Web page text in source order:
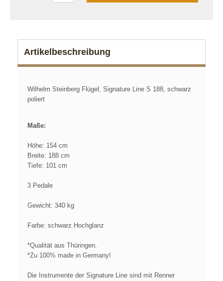
Artikelbeschreibung
Wilhelm Steinberg Flügel, Signature Line S 188, schwarz
poliert
Maße:
Höhe: 154 cm
Breite: 188 cm
Tiefe: 101 cm
3 Pedale
Gewicht: 340 kg
Farbe: schwarz Hochglanz
*Qualität aus Thüringen.
*Zu 100% made in Germany!
Die Instrumente der Signature Line sind mit Renner